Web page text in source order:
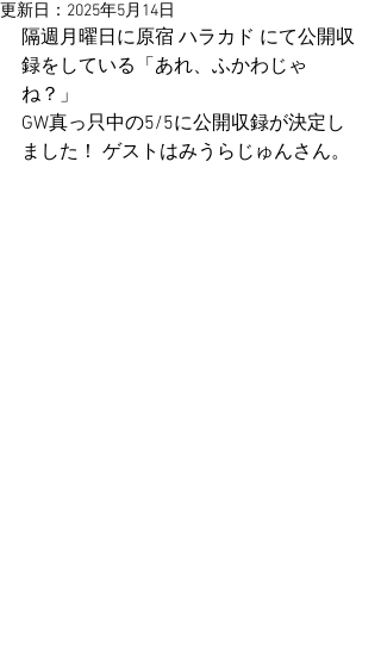
更新日： 2025年5月14日
隔週月曜日に原宿 ハラカド にて公開収
録をしている「あれ、ふかわじゃ
ね？」
GW真っ只中の5/5に公開収録が決定し
ました！ ゲストはみうらじゅんさん。